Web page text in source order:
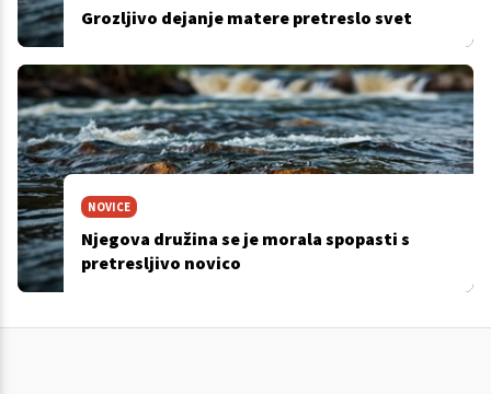
Grozljivo dejanje matere pretreslo svet
NOVICE
Njegova družina se je morala spopasti s
pretresljivo novico